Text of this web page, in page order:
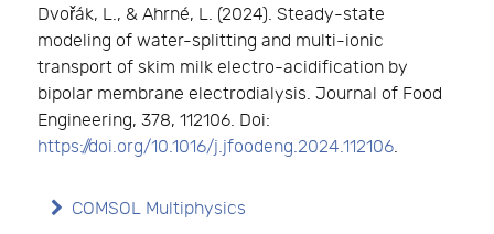
Dvořák, L., & Ahrné, L. (2024). Steady-state
modeling of water-splitting and multi-ionic
transport of skim milk electro-acidification by
bipolar membrane electrodialysis. Journal of Food
Engineering, 378, 112106. Doi:
https://doi.org/10.1016/j.jfoodeng.2024.112106.
COMSOL Multiphysics